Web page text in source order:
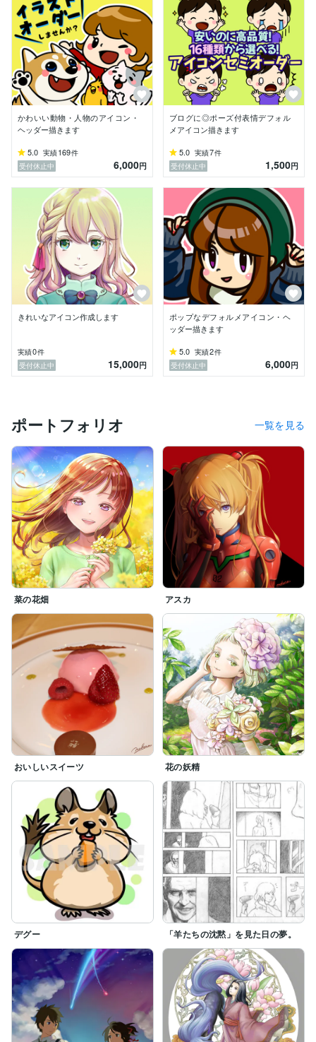
【略歴】
国立大大学院卒（医学部保健学科・脳神経系の細胞死に
関する研究）→大手食品会社勤務（品質管理・開発・組
合本部役員）→イラストレーター/二児の母
【受賞歴】
社会人:改善活動発表　2017年最優秀賞・2018年優秀賞
大学:卒業論文発表　最優秀賞
高校:青少年美術展　書道部門　金賞
ーーーーーーーーーーーーーーーーーーーーーーーーー
【2019年11月1日】
ココナラ出品から約4カ月、
プラチナランクをいただきました！
ご依頼いただいた皆様に心より感謝申し上げます( ;∀;)
これからもお客様にご満足いただけるイラストを作成で
きるよう１点１点心を込めて頑張りますので、どうぞよ
ろしくお願いいたします。
ーーーーーーーーーーーーーーーーーーーーーーーーー
【2019年10月1日】
ココナラ出品から約3カ月、
レギュラーからゴールドランクに急成長しました！
ひとえにご依頼いただいた皆様のおかげです。心より感
これからもお客様にご満足いただけるイラストを作成で
きるよう１点１点心を込めて頑張りますので、どうぞよ
かわいい動物・人物のアイコン・
ヘッダー描きます
5.0 実績169件
受付休止中
6,000円
ブログに◎ポーズ付表情デフォル
メアイコン描きます
5.0 実績7件
受付休止中
1,500円
きれいなアイコン作成します
実績0件
受付休止中
15,000円
ポップなデフォルメアイコン・ヘ
ッダー描きます
5.0 実績2件
受付休止中
6,000円
ポートフォリオ 一覧を見る
菜の花畑 アスカ
おいしいスイーツ 花の妖精
デグー 「羊たちの沈黙」を見た日の夢。